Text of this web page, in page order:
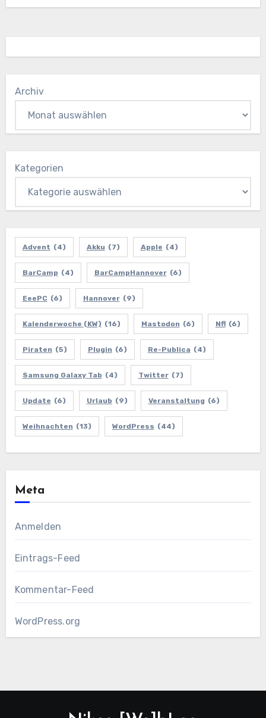
Archiv
Kategorien
Advent (4) Akku (7) Apple (4)
BarCamp (4) BarCampHannover (6)
EeePC (6) Hannover (9)
Kalenderwoche (KW) (16) Mastodon (6) Nfl (6)
Piraten (5) Plugin (6) Re-Publica (4)
Samsung Galaxy Tab (4) Twitter (7)
Update (6) Urlaub (9) Veranstaltung (6)
Weihnachten (13) WordPress (44)
Meta
Anmelden
Eintrags-Feed
Kommentar-Feed
WordPress.org